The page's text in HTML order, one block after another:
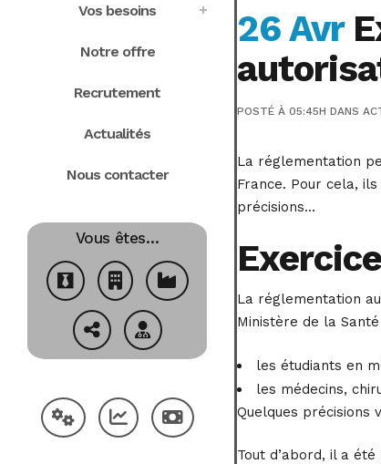
Vos besoins
Notre offre
Recrutement
Actualités
Nous contacter
Vous êtes…
26 Avr
POSTÉ À 05:45H DANS
La réglementation
France. Pour cela,
précisions…
La réglementation
Ministère de la Santé
les étudiants en
les médecins,
Quelques
Tout d’abord, il a